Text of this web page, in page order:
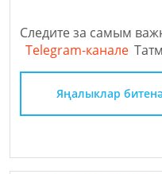
Следите за самым
Telegram-канале
Яңалыклар